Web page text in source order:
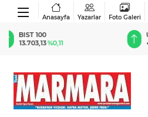
Anasayfa Yazarlar Foto Galeri
USD
47,5795%0,04